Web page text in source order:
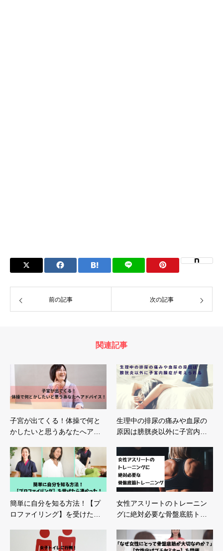
前の記事 次の記事
関連記事
子宮が出てくる！体操で何と
かしたいと思うあなたへア…
生理中の排尿の痛みや血尿の
原因は膀胱炎以外に子宮内…
簡単に自分を知る方法！【プ
ロファイリング】を受けた…
女性アスリートのトレーニン
グに絶対必要な骨盤底筋ト…